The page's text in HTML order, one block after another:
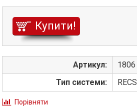
Купити!
Артикул:
1806
Тип системи:
RECS
Порівняти